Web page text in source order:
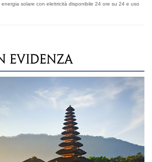
solare con elettricità disponibile 24 ore su 24 e uso
EVIDENZA